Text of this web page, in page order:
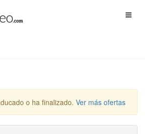
o ha finalizado. Ver más ofertas